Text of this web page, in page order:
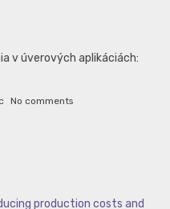
v úverových aplikáciách:
No comments
production costs and